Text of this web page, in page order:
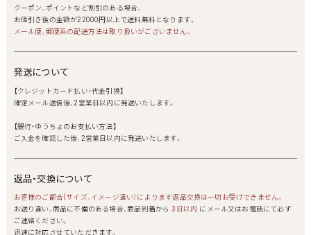
クーポン、ポイントなど割引のある場合、
お値引き後の金額が22000円以上で送料無料となります。
メール便、郵便系の配送方法は取り扱いがございません。
発送について
【クレジットカード払い・代金引換】
確定メール送信後、2営業日以内に発送いたします。
【銀行・ゆうちょのお支払い方法】
ご入金を確認した後、2営業日以内に発送いたします。
返品・交換について
お客様のご都合(サイズ、イメージ違い）によります返品交換は一切お受けできません。
お送り違い、商品に不備のある場合、商品到着から3日以内 にメール又はお電話にて必ず
ご連絡ください。
迅速に対応させていただきます。